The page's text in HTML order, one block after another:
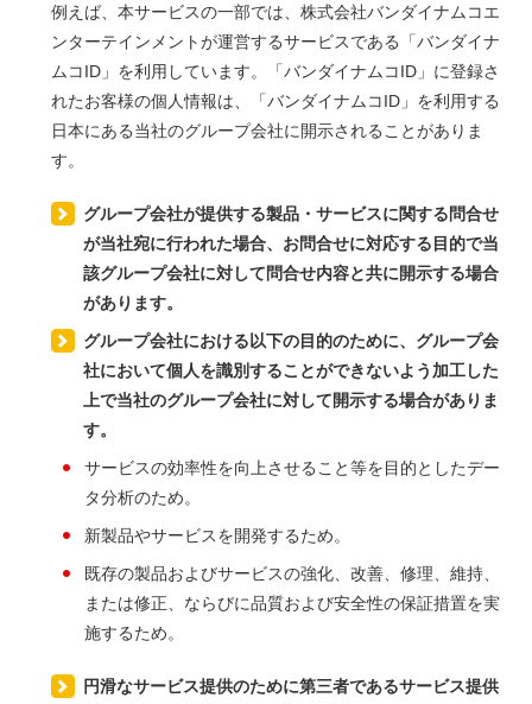
例えば、本サービスの一部では、株式会社バンダイナムコエ
ンターテインメントが運営するサービスである「バンダイナ
ムコID」を利用しています。「バンダイナムコID」に登録さ
れたお客様の個人情報は、「バンダイナムコID」を利用する
日本にある当社のグループ会社に開示されることがありま
す。
グループ会社が提供する製品・サービスに関する問合せ
が当社宛に行われた場合、お問合せに対応する目的で当
該グループ会社に対して問合せ内容と共に開示する場合
があります。
グループ会社における以下の目的のために、グループ会
社において個人を識別することができないよう加工した
上で当社のグループ会社に対して開示する場合がありま
す。
サービスの効率性を向上させること等を目的としたデー
タ分析のため。
新製品やサービスを開発するため。
既存の製品およびサービスの強化、改善、修理、維持、
または修正、ならびに品質および安全性の保証措置を実
施するため。
円滑なサービス提供のために第三者であるサービス提供